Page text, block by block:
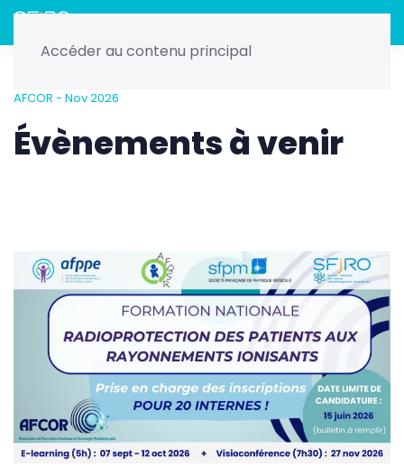
Accéder au contenu principal
AFCOR - Nov 2026
Évènements à venir